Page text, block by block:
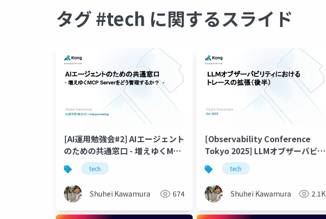
タグ #tech に関するスライド
[AI運用勉強会#2] AIエージェント
のための共通窓口 - 増えゆくMCP
Serverをどう管理するか？ -
tech
Shuhei Kawamura 674
[Observability Conference
Tokyo 2025] LLMオブザーバビリ
ティにおけるトレースの拡張（後
半）
tech
Shuhei Kawamura 2.1K